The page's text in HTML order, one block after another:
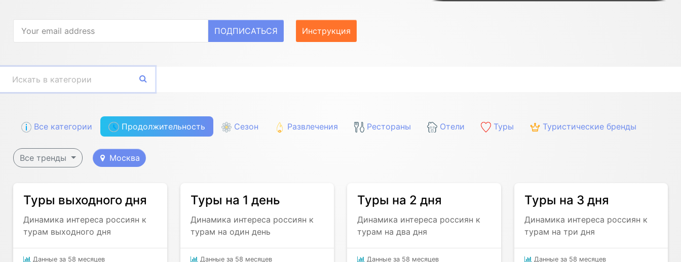
ПОДПИСАТЬСЯ Инструкция
Все категории Продолжительность Сезон Развлечения Рестораны Отели Туры Туристические бренды
Все тренды Москва
Туры выходного дня
Динамика интереса россиян к
турам выходного дня
Данные за 58 месяцев
Туры на 1 день
Динамика интереса россиян к
турам на один день
Данные за 58 месяцев
Туры на 2 дня
Динамика интереса россиян к
турам на два дня
Данные за 58 месяцев
Туры на 3 дня
Динамика интереса россиян к
турам на три дня
Данные за 58 месяцев